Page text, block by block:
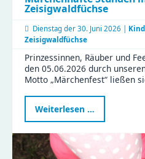
Zeisigwaldfüchse
Dienstag der 30. Juni 2026 |
Zeisigwaldfüchse
Prinzessinnen, Räuber und
den 05.06.2026 durch
Motto „Märchenfest“ ließen
Weiterlesen …
Stunden